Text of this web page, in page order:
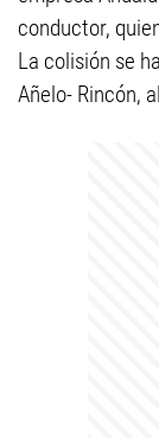
conductor,
La colisión se
Añelo- Rincón,